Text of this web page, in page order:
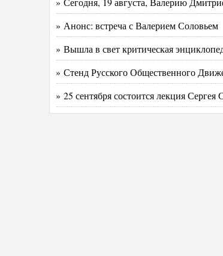
» Анонс: встреча с Валерием Соловьем
» Вышла в свет критическая
» Стенд Русского Общественного
» 25 сентября состоится лекция Сергея